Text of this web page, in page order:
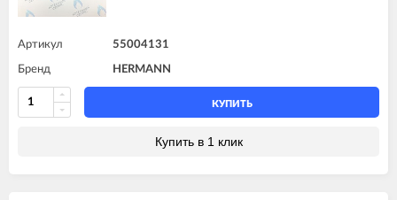
Артикул 55004131
Бренд HERMANN
КУПИТЬ
Купить в 1 клик